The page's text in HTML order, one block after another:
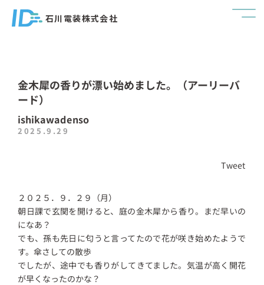
石川電装株式会社
金木犀の香りが漂い始めました。（アーリーバ
ード）
ishikawadenso
2025.9.29
Tweet
２０２５．９．２９（月）
朝日課で玄関を開けると、庭の金木犀から香り。まだ早いの
になあ？
でも、孫も先日に匂うと言ってたので花が咲き始めたようで
す。傘さしての散歩
でしたが、途中でも香りがしてきてました。気温が高く開花
が早くなったのかな？